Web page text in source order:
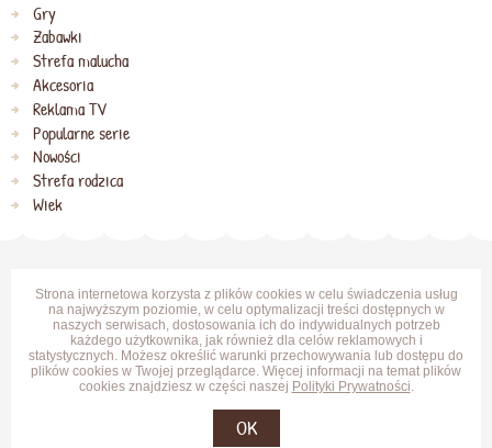
Gry
Zabawki
Strefa malucha
Akcesoria
Reklama TV
Popularne serie
Nowości
Strefa rodzica
Wiek
Strona internetowa korzysta z plików cookies w celu świadczenia usług
na najwyższym poziomie, w celu optymalizacji treści dostępnych w
naszych serwisach, dostosowania ich do indywidualnych potrzeb
każdego użytkownika, jak również dla celów reklamowych i
statystycznych. Możesz określić warunki przechowywania lub dostępu do
plików cookies w Twojej przeglądarce. Więcej informacji na temat plików
cookies znajdziesz w części naszej Polityki Prywatności.
OK